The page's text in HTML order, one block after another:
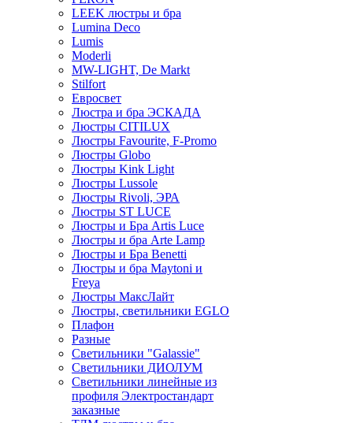
LEEK люстры и бра
Lumina Deco
Lumis
Moderli
MW-LIGHT, De Markt
Stilfort
Евросвет
Люстра и бра ЭСКАДА
Люстры CITILUX
Люстры Favourite, F-Promo
Люстры Globo
Люстры Kink Light
Люстры Lussole
Люстры Rivoli, ЭРА
Люстры ST LUCE
Люстры и Бра Artis Luce
Люстры и бра Arte Lamp
Люстры и Бра Benetti
Люстры и бра Maytoni и
Freya
Люстры МаксЛайт
Люстры, светильники EGLO
Плафон
Разные
Светильники "Galassie"
Светильники ДИОЛУМ
Светильники линейные из
профиля Электростандарт
заказные